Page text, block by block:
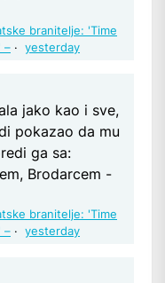
branitelje: 'Time
– · yesterday
jako kao i sve,
pokazao da mu
ga sa:
Brodarcem -
branitelje: 'Time
– · yesterday